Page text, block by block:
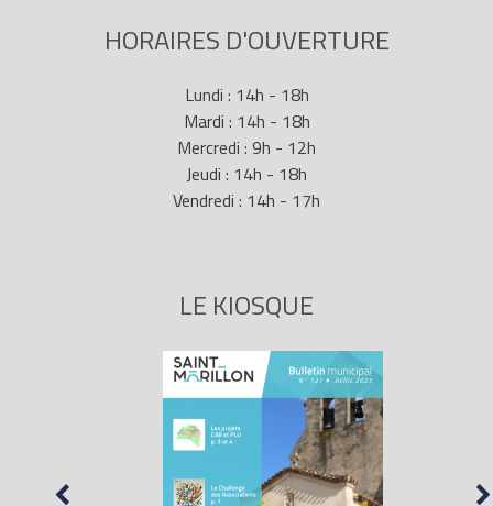
HORAIRES D'OUVERTURE
Lundi : 14h - 18h
Mardi : 14h - 18h
Mercredi : 9h - 12h
Jeudi : 14h - 18h
Vendredi : 14h - 17h
LE KIOSQUE